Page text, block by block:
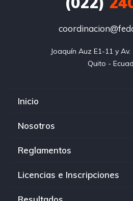
Joaquín Auz E1-11 y
Quito -
Inicio
Nosotros
Reglamentos
Licencias e Inscripciones